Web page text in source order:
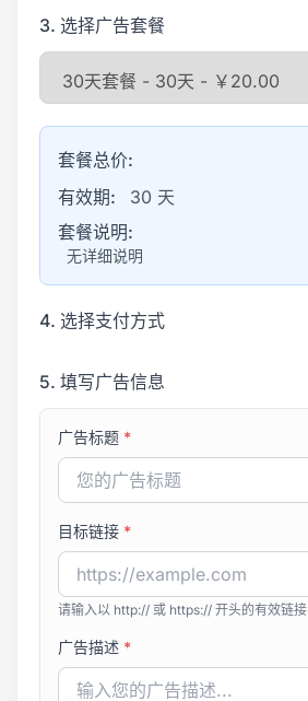
3. 选择广告套餐
套餐总价:
有效期:
30 天
套餐说明:
无详细说明
4. 选择支付方式
5. 填写广告信息
广告标题 *
目标链接 *
请输入以 http:// 或 https:// 开头的有效链接
广告描述 *